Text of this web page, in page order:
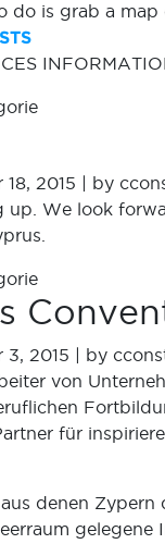
do is grab a
2015 | by
up. We look
3, 2015 | by
von
für
denen